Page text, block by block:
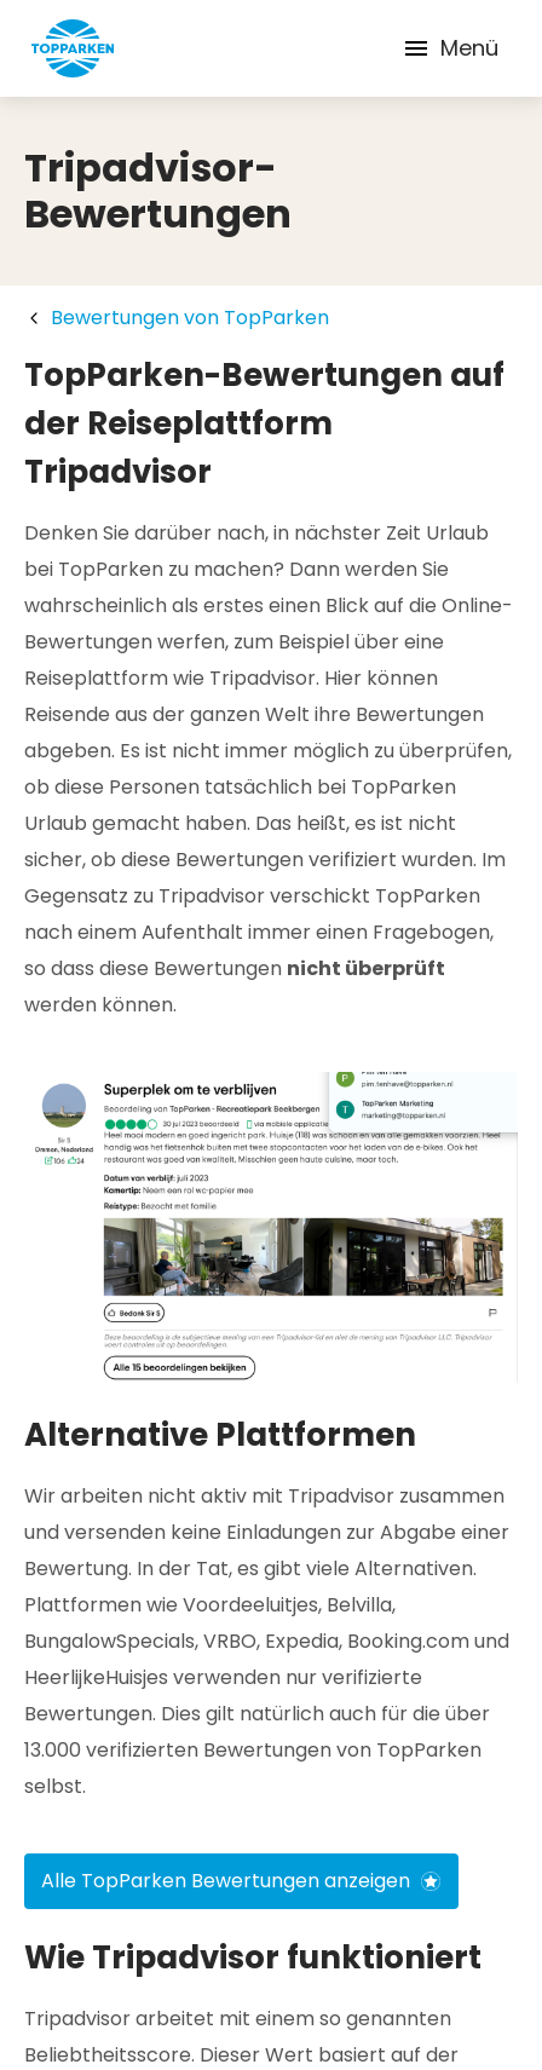
Menü
Tripadvisor-
Bewertungen
Bewertungen von TopParken
TopParken-Bewertungen auf
der Reiseplattform
Tripadvisor
Denken Sie darüber nach, in nächster Zeit Urlaub
bei TopParken zu machen? Dann werden Sie
wahrscheinlich als erstes einen Blick auf die Online-
Bewertungen werfen, zum Beispiel über eine
Reiseplattform wie Tripadvisor. Hier können
Reisende aus der ganzen Welt ihre Bewertungen
abgeben. Es ist nicht immer möglich zu überprüfen,
ob diese Personen tatsächlich bei TopParken
Urlaub gemacht haben. Das heißt, es ist nicht
sicher, ob diese Bewertungen verifiziert wurden. Im
Gegensatz zu Tripadvisor verschickt TopParken
nach einem Aufenthalt immer einen Fragebogen,
so dass diese Bewertungen nicht überprüft
werden können.
Alternative Plattformen
Wir arbeiten nicht aktiv mit Tripadvisor zusammen
und versenden keine Einladungen zur Abgabe einer
Bewertung. In der Tat, es gibt viele Alternativen.
Plattformen wie Voordeeluitjes, Belvilla,
BungalowSpecials, VRBO, Expedia, Booking.com und
HeerlijkeHuisjes verwenden nur verifizierte
Bewertungen. Dies gilt natürlich auch für die über
13.000 verifizierten Bewertungen von TopParken
selbst.
Alle TopParken Bewertungen anzeigen
Wie Tripadvisor funktioniert
Tripadvisor arbeitet mit einem so genannten
Beliebtheitsscore. Dieser Wert basiert auf der